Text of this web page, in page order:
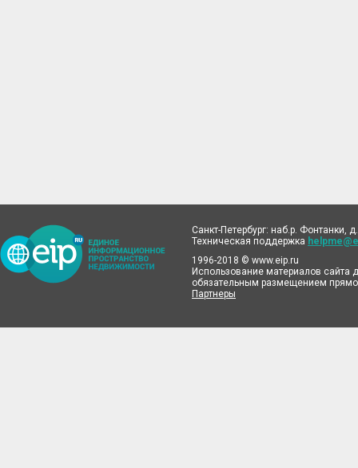
Санкт-Петербург: наб.р. Фонтанки,
Техническая поддержка
1996-2018 © www.eip.ru
Использование материалов сайта
обязательным размещением
Партнеры